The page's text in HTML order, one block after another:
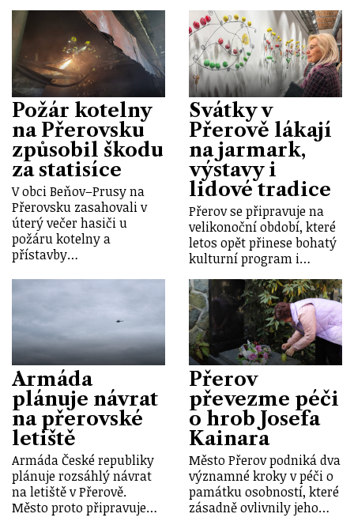
Požár kotelny
na Přerovsku
způsobil škodu
za statisíce
V obci Beňov–Prusy na
Přerovsku zasahovali v
úterý večer hasiči u
požáru kotelny a
přístavby…
Svátky v
Přerově lákají
na jarmark,
výstavy i
lidové tradice
Přerov se připravuje na
velikonoční období, které
letos opět přinese bohatý
kulturní program i…
Armáda
plánuje návrat
na přerovské
letiště
Armáda České republiky
plánuje rozsáhlý návrat
na letiště v Přerově.
Město proto připravuje…
Přerov
převezme péči
o hrob Josefa
Kainara
Město Přerov podniká dva
významné kroky v péči o
památku osobností, které
zásadně ovlivnily jeho…